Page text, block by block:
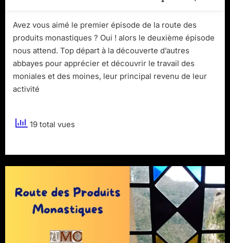
Avez vous aimé le premier épisode de la route des
produits monastiques ? Oui ! alors le deuxième épisode
nous attend. Top départ à la découverte d’autres
abbayes pour apprécier et découvrir le travail des
moniales et des moines, leur principal revenu de leur
activité
19 total vues